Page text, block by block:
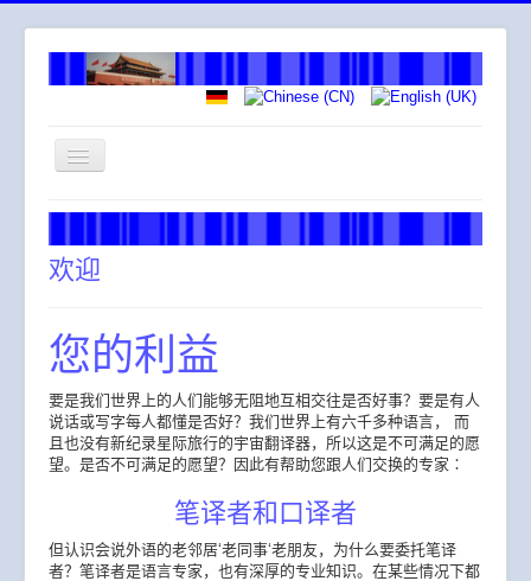
导
欢迎
翻译服务
欢迎
您的利益
要是我们世界上的人们能够无阻地互相交往是否好事？要是有人
说话或写字每人都懂是否好？我们世界上有六千多种语言， 而
且也没有新纪录星际旅行的宇宙翻译器，所以这是不可满足的愿
望。是否不可满足的愿望？因此有帮助您跟人们交换的专家∶
笔译者和口译者
但认识会说外语的老邻居‘老同事‘老朋友，为什么要委托笔译
者？笔译者是语言专家，也有深厚的专业知识。在某些情况下都